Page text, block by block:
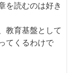
を読むのは好き
教育基盤として
てくるわけで